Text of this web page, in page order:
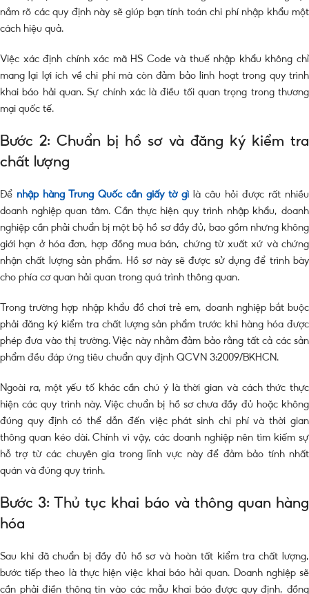
nắm rõ các quy định này sẽ giúp bạn tính toán chi phí nhập khẩu một
cách hiệu quả.
Việc xác định chính xác mã HS Code và thuế nhập khẩu không chỉ
mang lại lợi ích về chi phí mà còn đảm bảo linh hoạt trong quy trình
khai báo hải quan. Sự chính xác là điều tối quan trọng trong thương
mại quốc tế.
Bước 2: Chuẩn bị hồ sơ và đăng ký kiểm tra
chất lượng
Để nhập hàng Trung Quốc cần giấy tờ gì là câu hỏi được rất nhiều
doanh nghiệp quan tâm. Cần thực hiện quy trình nhập khẩu, doanh
nghiệp cần phải chuẩn bị một bộ hồ sơ đầy đủ, bao gồm nhưng không
giới hạn ở hóa đơn, hợp đồng mua bán, chứng từ xuất xứ và chứng
nhận chất lượng sản phẩm. Hồ sơ này sẽ được sử dụng để trình bày
cho phía cơ quan hải quan trong quá trình thông quan.
Trong trường hợp nhập khẩu đồ chơi trẻ em, doanh nghiệp bắt buộc
phải đăng ký kiểm tra chất lượng sản phẩm trước khi hàng hóa được
phép đưa vào thị trường. Việc này nhằm đảm bảo rằng tất cả các sản
phẩm đều đáp ứng tiêu chuẩn quy định QCVN 3:2009/BKHCN.
Ngoài ra, một yếu tố khác cần chú ý là thời gian và cách thức thực
hiện các quy trình này. Việc chuẩn bị hồ sơ chưa đầy đủ hoặc không
đúng quy định có thể dẫn đến việc phát sinh chi phí và thời gian
thông quan kéo dài. Chính vì vậy, các doanh nghiệp nên tìm kiếm sự
hỗ trợ từ các chuyên gia trong lĩnh vực này để đảm bảo tính nhất
quán và đúng quy trình.
Bước 3: Thủ tục khai báo và thông quan hàng
hóa
Sau khi đã chuẩn bị đầy đủ hồ sơ và hoàn tất kiểm tra chất lượng,
bước tiếp theo là thực hiện việc khai báo hải quan. Doanh nghiệp sẽ
cần phải điền thông tin vào các mẫu khai báo được quy định, đồng